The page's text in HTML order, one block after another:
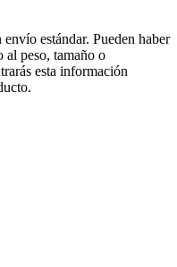
estándar. Pueden haber
al peso, tamaño o
esta información